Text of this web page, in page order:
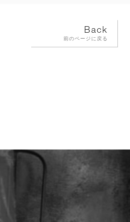
Back
前のページに戻る